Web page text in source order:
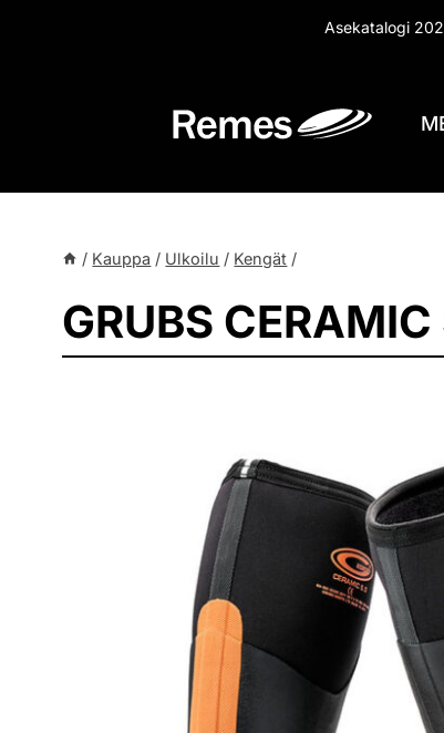
Asekatalogi
/ Kauppa / Ulkoilu / Kengät /
GRUBS